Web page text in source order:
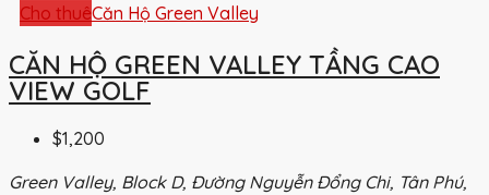
Cho thuêCăn Hộ Green Valley
CĂN HỘ GREEN VALLEY TẦNG CAO
VIEW GOLF
$1,200
Green Valley, Block D, Đường Nguyễn Đổng Chi, Tân Phú,